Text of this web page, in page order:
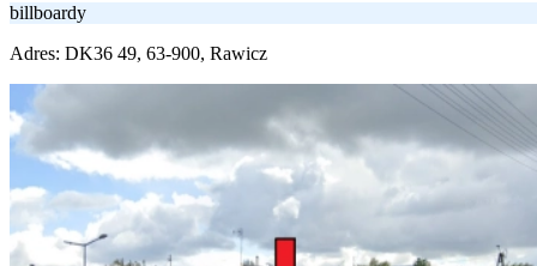
billboardy
Adres: DK36 49, 63-900, Rawicz